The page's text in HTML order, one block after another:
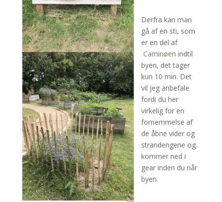
Derfra kan man
gå af en sti, som
er en del af
Caminøen indtil
byen, det tager
kun 10 min. Det
vil jeg anbefale
fordi du her
virkelig for en
fornemmelse af
de åbne vider og
strandengene og
kommer ned i
gear inden du når
byen.